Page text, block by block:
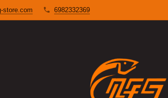
store.com 6982332369